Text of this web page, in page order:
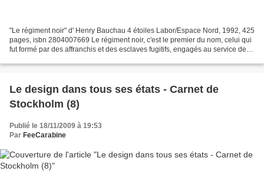
"Le régiment noir" d' Henry Bauchau 4 étoiles Labor/Espace Nord, 1992, 425
pages, isbn 2804007669 Le régiment noir, c'est le premier du nom, celui qui
fut formé par des affranchis et des esclaves fugitifs, engagés au service des
Le design dans tous ses états - Carnet de
Stockholm (8)
Publié le 18/11/2009 à 19:53
Par FeeCarabine